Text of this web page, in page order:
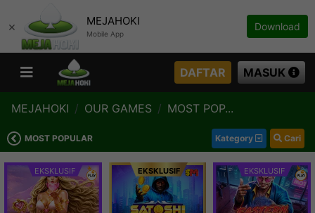
× MEJAHOKI
Mobile App
Download
DAFTAR MASUK
MEJAHOKI OUR GAMES MOST POP...
MOST POPULAR Kategory Cari
EKSKLUSIF EKSKLUSIF EKSKLUSIF